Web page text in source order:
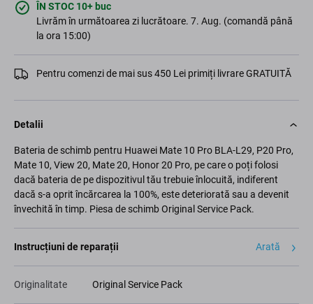
ÎN STOC 10+ buc
Livrăm în următoarea zi lucrătoare. 7. Aug. (comandă până
la ora 15:00)
Pentru comenzi de mai sus 450 Lei primiți livrare GRATUITĂ
Detalii
Bateria de schimb pentru Huawei Mate 10 Pro BLA-L29, P20 Pro,
Mate 10, View 20, Mate 20, Honor 20 Pro, pe care o poți folosi
dacă bateria de pe dispozitivul tău trebuie înlocuită, indiferent
dacă s-a oprit încărcarea la 100%, este deteriorată sau a devenit
învechită în timp. Piesa de schimb Original Service Pack.
Instrucțiuni de reparații Arată
Originalitate Original Service Pack